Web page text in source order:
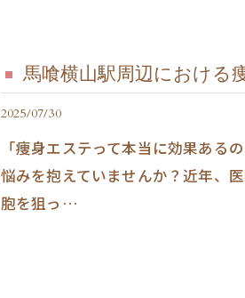
馬喰横山駅周辺における
2025/07/30
「痩身エステって本当に効果ある
悩みを抱えていませんか？近年、
胞を狙っ…